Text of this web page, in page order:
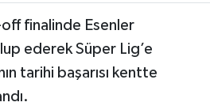
finalinde Esenler
ederek Süper Lig’e
tarihi başarısı kentte